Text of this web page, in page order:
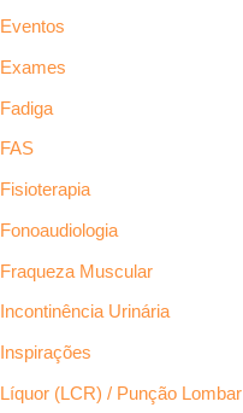
Eventos
Exames
Fadiga
FAS
Fisioterapia
Fonoaudiologia
Fraqueza Muscular
Incontinência Urinária
Inspirações
Líquor (LCR) / Punção Lombar